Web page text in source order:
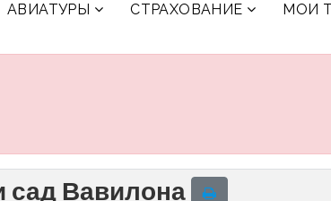
АВИАТУРЫ СТРАХОВАНИЕ МОИ
сад Вавилона